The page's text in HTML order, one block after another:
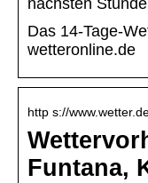
nächsten
Das 14-Tage-
wetteronline.de
http s://
Funtana,